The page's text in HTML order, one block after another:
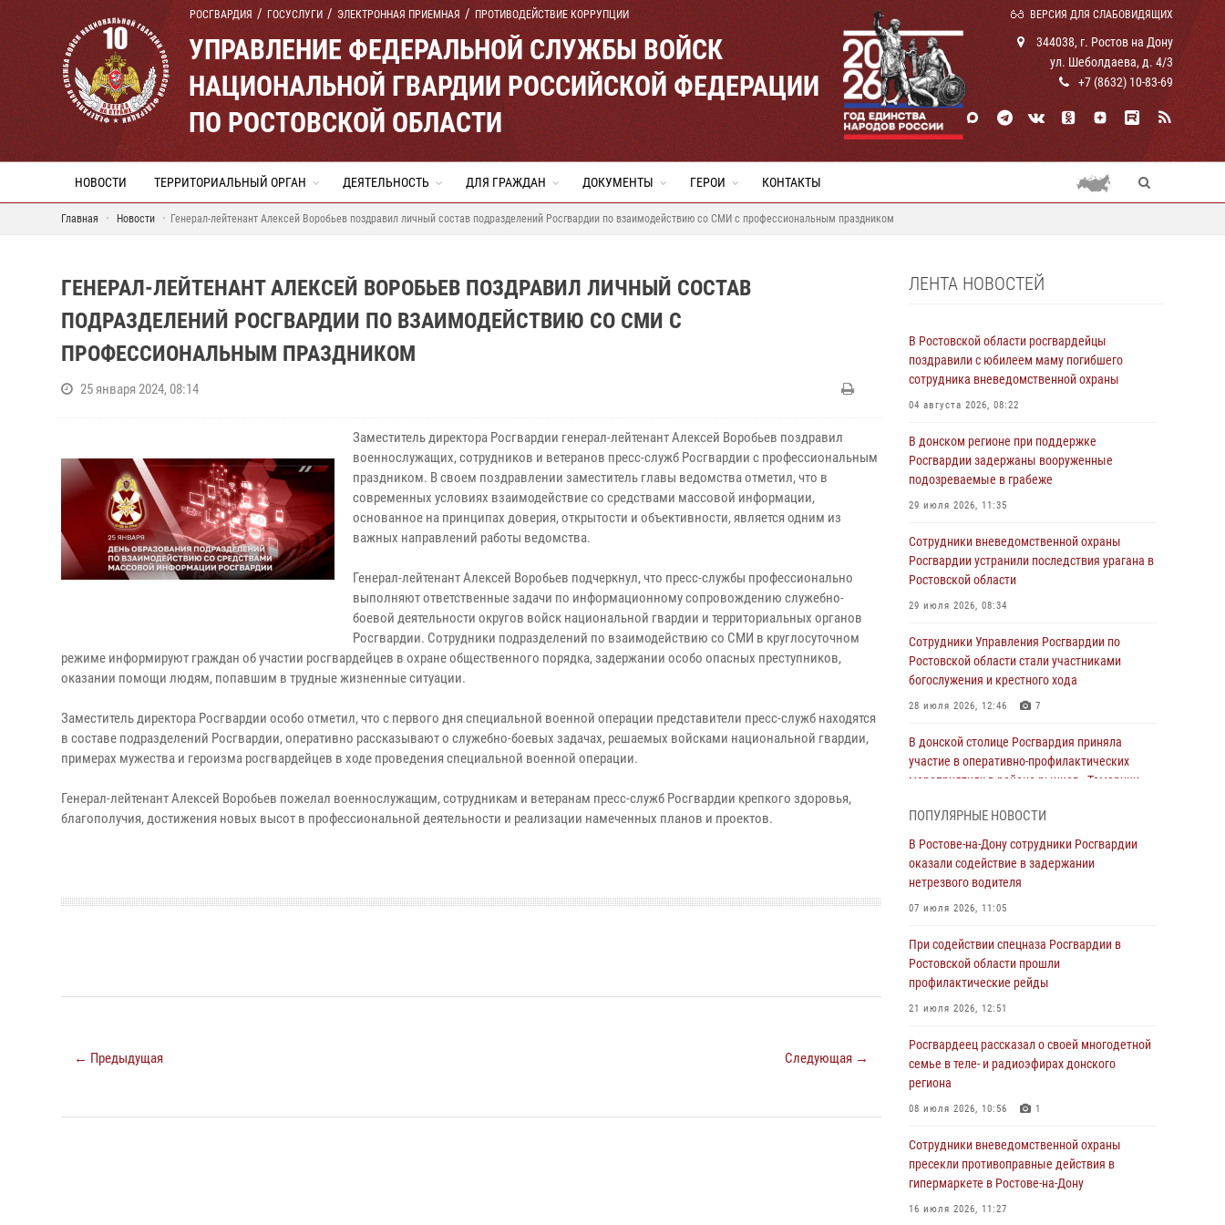
РОСГВАРДИЯ ГОСУСЛУГИ ЭЛЕКТРОННАЯ ПРИЕМНАЯ ПРОТИВОДЕЙСТВИЕ КОРРУПЦИИ ВЕРСИЯ ДЛЯ СЛАБОВИДЯЩИХ
УПРАВЛЕНИЕ ФЕДЕРАЛЬНОЙ СЛУЖБЫ ВОЙСК
НАЦИОНАЛЬНОЙ ГВАРДИИ РОССИЙСКОЙ ФЕДЕРАЦИИ
ПО РОСТОВСКОЙ ОБЛАСТИ
344038, г. Ростов на Дону
ул. Шеболдаева, д. 4/3
+7 (8632) 10-83-69
НОВОСТИ ТЕРРИТОРИАЛЬНЫЙ ОРГАН ДЕЯТЕЛЬНОСТЬ ДЛЯ ГРАЖДАН ДОКУМЕНТЫ ГЕРОИ КОНТАКТЫ
Главная Новости Генерал-лейтенант Алексей Воробьев поздравил личный состав подразделений Росгвардии по взаимодействию со СМИ с профессиональным праздником
ГЕНЕРАЛ-ЛЕЙТЕНАНТ АЛЕКСЕЙ ВОРОБЬЕВ ПОЗДРАВИЛ ЛИЧНЫЙ СОСТАВ
ПОДРАЗДЕЛЕНИЙ РОСГВАРДИИ ПО ВЗАИМОДЕЙСТВИЮ СО СМИ С
ПРОФЕССИОНАЛЬНЫМ ПРАЗДНИКОМ
25 января 2024, 08:14
Заместитель директора Росгвардии генерал-лейтенант Алексей Воробьев поздравил
военнослужащих, сотрудников и ветеранов пресс-служб Росгвардии с профессиональным
праздником. В своем поздравлении заместитель главы ведомства отметил, что в
современных условиях взаимодействие со средствами массовой информации,
основанное на принципах доверия, открытости и объективности, является одним из
важных направлений работы ведомства.
Генерал-лейтенант Алексей Воробьев подчеркнул, что пресс-службы профессионально
выполняют ответственные задачи по информационному сопровождению служебно-
боевой деятельности округов войск национальной гвардии и территориальных органов
Росгвардии. Сотрудники подразделений по взаимодействию со СМИ в круглосуточном
режиме информируют граждан об участии росгвардейцев в охране общественного порядка, задержании особо опасных преступников,
оказании помощи людям, попавшим в трудные жизненные ситуации.
Заместитель директора Росгвардии особо отметил, что с первого дня специальной военной операции представители пресс-служб находятся
в составе подразделений Росгвардии, оперативно рассказывают о служебно-боевых задачах, решаемых войсками национальной гвардии,
примерах мужества и героизма росгвардейцев в ходе проведения специальной военной операции.
Генерал-лейтенант Алексей Воробьев пожелал военнослужащим, сотрудникам и ветеранам пресс-служб Росгвардии крепкого здоровья,
благополучия, достижения новых высот в профессиональной деятельности и реализации намеченных планов и проектов.
← Предыдущая Следующая →
ЛЕНТА НОВОСТЕЙ
В Ростовской области росгвардейцы
поздравили с юбилеем маму погибшего
сотрудника вневедомственной охраны
04 августа 2026, 08:22
В донском регионе при поддержке
Росгвардии задержаны вооруженные
подозреваемые в грабеже
29 июля 2026, 11:35
Сотрудники вневедомственной охраны
Росгвардии устранили последствия урагана в
Ростовской области
29 июля 2026, 08:34
Сотрудники Управления Росгвардии по
Ростовской области стали участниками
богослужения и крестного хода
28 июля 2026, 12:46 7
В донской столице Росгвардия приняла
участие в оперативно-профилактических
мероприятиях в районе рынков «Темерник»
Росгвардейцы из Ростовской области
приняли участие в молебне в честь небесного
покровителя князя Владимира и Крещения
При содействии спецназа Росгвардии в
Ростовской области прошли
В Ростовской области экипаж
вневедомственной охраны задержал
нетрезвого посетителя городского пляжа за
17 июля 2026, 07:24
Сотрудники вневедомственной охраны
ПОПУЛЯРНЫЕ НОВОСТИ
В Ростове-на-Дону сотрудники Росгвардии
оказали содействие в задержании
нетрезвого водителя
07 июля 2026, 11:05
При содействии спецназа Росгвардии в
Ростовской области прошли
профилактические рейды
21 июля 2026, 12:51
Росгвардеец рассказал о своей многодетной
семье в теле- и радиоэфирах донского
региона
08 июля 2026, 10:56 1
Сотрудники вневедомственной охраны
пресекли противоправные действия в
гипермаркете в Ростове-на-Дону
16 июля 2026, 11:27